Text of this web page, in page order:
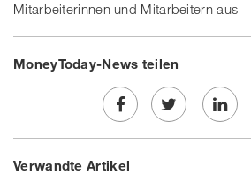
Mitarbeiterinnen und Mitarbeitern aus
MoneyToday-News teilen
Share
on
Twe
Share
Verwandte Artikel